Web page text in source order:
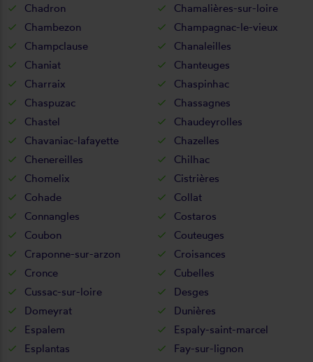
Chadron
Chamalières-sur-loire
Chambezon
Champagnac-le-vieux
Champclause
Chanaleilles
Chaniat
Chanteuges
Charraix
Chaspinhac
Chaspuzac
Chassagnes
Chastel
Chaudeyrolles
Chavaniac-lafayette
Chazelles
Chenereilles
Chilhac
Chomelix
Cistrières
Cohade
Collat
Connangles
Costaros
Coubon
Couteuges
Craponne-sur-arzon
Croisances
Cronce
Cubelles
Cussac-sur-loire
Desges
Domeyrat
Dunières
Espalem
Espaly-saint-marcel
Esplantas
Fay-sur-lignon